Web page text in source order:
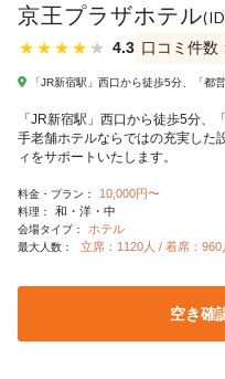
京王プラザホテル
★ ★ ★ ★ ★ 4.3 口コミ件数
「JR新宿駅」西口から徒歩5分、「都
「JR新宿駅」西口から徒歩5分、
手老舗ホテルならではの充実した
ィをサポートいたします。
料金・プラン： 10,000円〜
料理： 和・洋・中
会場タイプ： ホテル
最大人数： 立席：1120人 / 着席：960
空き確